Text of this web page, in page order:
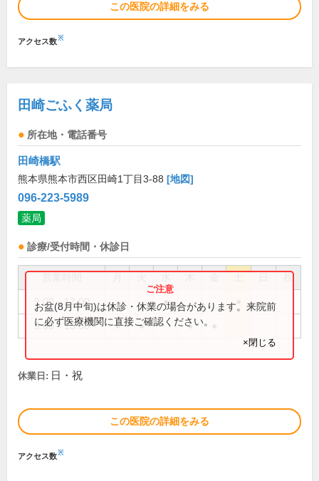
この医院の詳細をみる
アクセス数※
田崎ごふく薬局
所在地・電話番号
田崎橋駅
熊本県熊本市西区田崎1丁目3-88 [地図]
096-223-5989
薬局
診療/受付時間・休診日
祝
9:00～17:00 ●
9:00～18:00 ● ● ●
お盆(8月中旬)は休診・休業の場合があります。来院前
に必ず医療機関に直接ご確認ください。
×閉じる
休業日: 日・祝
この医院の詳細をみる
アクセス数※